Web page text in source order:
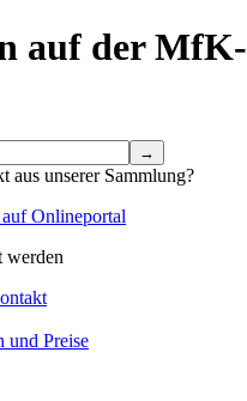
auf der MfK-
aus unserer Sammlung?
Onlineportal
werden
und Preise